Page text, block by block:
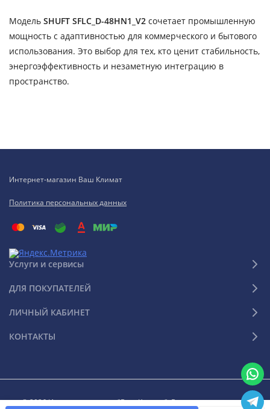
Модель SHUFT SFLC_D-48HN1_V2 сочетает промышленную
мощность с адаптивностью для коммерческого и бытового
использования. Это выбор для тех, кто ценит стабильность,
энергоэффективность и незаметную интеграцию в
пространство.
Интернет-магазин Ваш Климат
Политика персональных данных
Услуги и сервисы
ДЛЯ ПОКУПАТЕЛЕЙ
ЛИЧНЫЙ КАБИНЕТ
КОНТАКТЫ
© 2026 Интернет-магазин "Ваш Климат". Все права защищены